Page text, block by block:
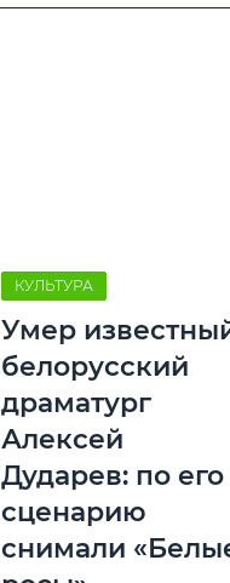
КУЛЬТУРА
Умер
белорусский
драматург
Алексей
Дударев: по его
сценарию
снимали